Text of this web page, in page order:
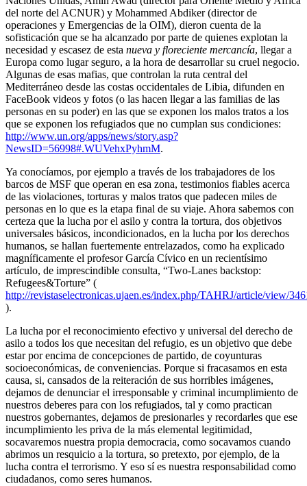
del norte del ACNUR) y Mohammed Abdiker (director de
operaciones y Emergencias de la OIM), dieron cuenta de la
sofisticación que se ha alcanzado por parte de quienes explotan la
necesidad y escasez de esta nueva y floreciente mercancía, llegar a
Europa como lugar seguro, a la hora de desarrollar su cruel negocio.
Algunas de esas mafias, que controlan la ruta central del
Mediterráneo desde las costas occidentales de Libia, difunden en
FaceBook videos y fotos (o las hacen llegar a las familias de las
personas en su poder) en las que se exponen los malos tratos a los
que se exponen los refugiados que no cumplan sus condiciones:
http://www.un.org/apps/news/story.asp?
NewsID=56998#.WUVehxPyhmM.
Ya conocíamos, por ejemplo a través de los trabajadores de los
barcos de MSF que operan en esa zona, testimonios fiables acerca
de las violaciones, torturas y malos tratos que padecen miles de
personas en lo que es la etapa final de su viaje. Ahora sabemos con
certeza que la lucha por el asilo y contra la tortura, dos objetivos
universales básicos, incondicionados, en la lucha por los derechos
humanos, se hallan fuertemente entrelazados, como ha explicado
magníficamente el profesor García Cívico en un recientísimo
artículo, de imprescindible consulta, “Two-Lanes backstop:
Refugees&Torture” (
http://revistaselectronicas.ujaen.es/index.php/TAHRJ/article/view/
).
La lucha por el reconocimiento efectivo y universal del derecho de
asilo a todos los que necesitan del refugio, es un objetivo que debe
estar por encima de concepciones de partido, de coyunturas
socioeconómicas, de conveniencias. Porque si fracasamos en esta
causa, si, cansados de la reiteración de sus horribles imágenes,
dejamos de denunciar el irresponsable y criminal incumplimiento de
nuestros deberes para con los refugiados, tal y como practican
nuestros gobernantes, dejamos de presionarles y recordarles que ese
incumplimiento les priva de la más elemental legitimidad,
socavaremos nuestra propia democracia, como socavamos cuando
abrimos un resquicio a la tortura, so pretexto, por ejemplo, de la
lucha contra el terrorismo. Y eso sí es nuestra responsabilidad como
ciudadanos, como seres humanos.